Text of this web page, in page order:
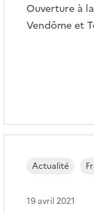
Ouverture à
Vendôme et
Actualité
19 avril 2021